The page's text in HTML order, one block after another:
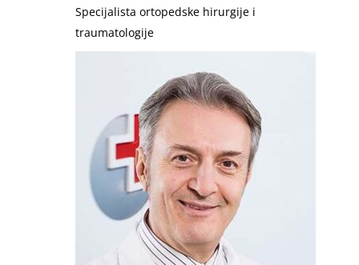
Specijalista ortopedske hirurgije i
traumatologije